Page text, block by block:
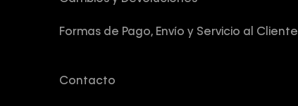
Formas de Pago, Envío y Servicio al Cliente
Contacto